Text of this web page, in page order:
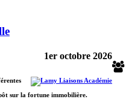
1er octobre 2026
sur la fortune immobilière.